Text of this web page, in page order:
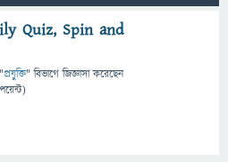
Quiz, Spin and
"প্রযুক্তি" বিভাগে জিজ্ঞাসাকরেছেন
পয়েন্ট)